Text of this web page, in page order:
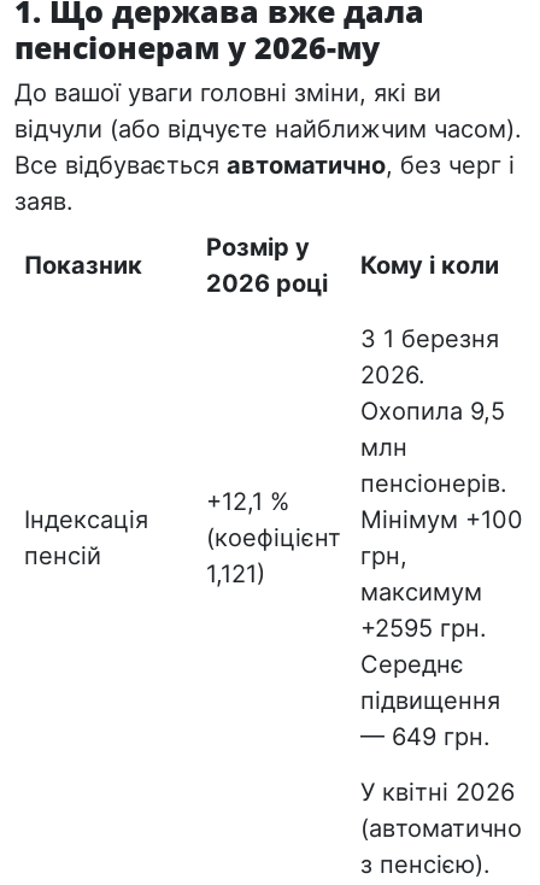
1. Що держава вже дала
пенсіонерам у 2026-му
До вашої уваги головні зміни, які ви
відчули (або відчуєте найближчим часом).
Все відбувається автоматично, без черг і
заяв.
Показник
Розмір у
2026 році
Кому і коли
Індексація
пенсій
+12,1 %
(коефіцієнт
1,121)
З 1 березня
2026.
Охопила 9,5
млн
пенсіонерів.
Мінімум +100
грн,
максимум
+2595 грн.
Середнє
підвищення
— 649 грн.
У квітні 2026
(автоматично
з пенсією).